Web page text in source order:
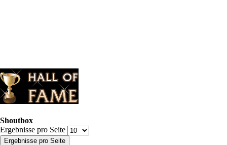
Shoutbox
Ergebnisse pro Seite